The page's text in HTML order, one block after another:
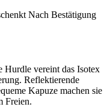
Nach Bestätigung
Hurdle vereint das Isotex
Reflektierende
Kapuze machen sie
Freien.